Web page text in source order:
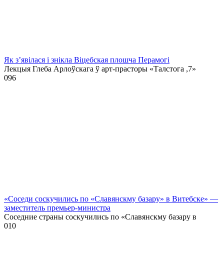
Як з’явілася і знікла Віцебская плошча Перамогі
Лекцыя Глеба Арлоўскага ў арт-прасторы «Талстога ,7»
096
«Соседи соскучились по «Славянскму базару» в Витебске» —
заместитель премьер-министра
Соседние страны соскучились по «Славянскму базару в
010